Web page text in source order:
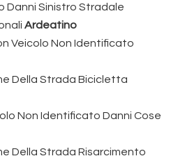
Danni Sinistro Stradale
Ardeatino
Veicolo Non Identificato
Della Strada Bicicletta
Non Identificato Danni Cose
Della Strada Risarcimento